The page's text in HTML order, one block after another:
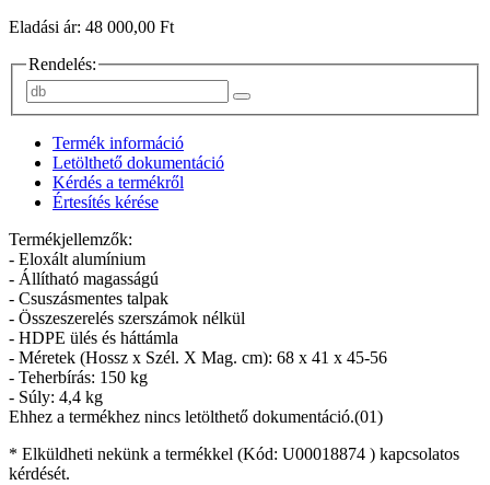
Eladási ár: 48 000,00 Ft
Rendelés:
Termék információ
Letölthető dokumentáció
Kérdés a termékről
Értesítés kérése
Termékjellemzők:
- Eloxált alumínium
- Állítható magasságú
- Csuszásmentes talpak
- Összeszerelés szerszámok nélkül
- HDPE ülés és háttámla
- Méretek (Hossz x Szél. X Mag. cm): 68 x 41 x 45-56
- Teherbírás: 150 kg
- Súly: 4,4 kg
Ehhez a termékhez nincs letölthető dokumentáció.(01)
* Elküldheti nekünk a termékkel (Kód: U00018874 ) kapcsolatos
kérdését.